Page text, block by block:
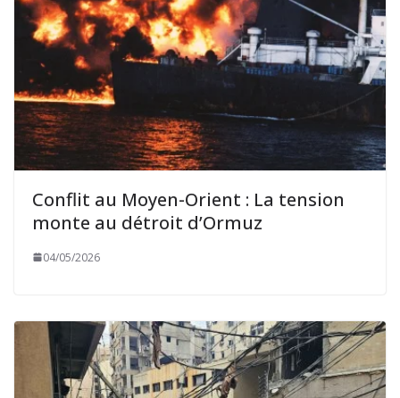
Conflit au Moyen-Orient : La tension
monte au détroit d’Ormuz
04/05/2026